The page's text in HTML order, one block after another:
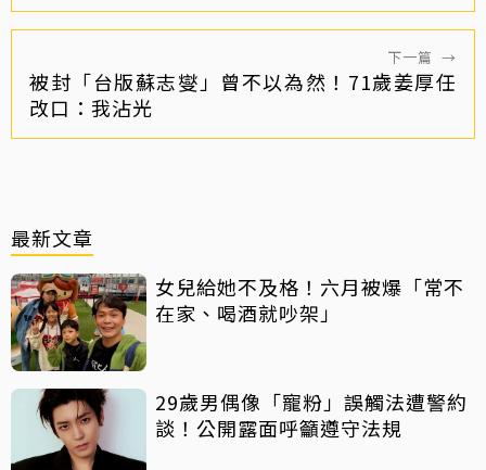
下一篇 →
被封「台版蘇志燮」曾不以為然！71歲姜厚任
改口：我沾光
最新文章
女兒給她不及格！六月被爆「常不
在家、喝酒就吵架」
29歲男偶像「寵粉」誤觸法遭警約
談！公開露面呼籲遵守法規